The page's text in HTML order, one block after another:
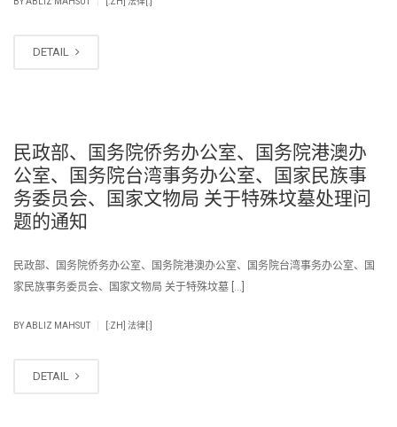
DETAIL
民政部、国务院侨务办公室、国务院港澳办
公室、国务院台湾事务办公室、国家民族事
务委员会、国家文物局 关于特殊坟墓处理问
题的通知
民政部、国务院侨务办公室、国务院港澳办公室、国务院台湾事务办公室、国
家民族事务委员会、国家文物局 关于特殊坟墓 […]
BYABLIZ MAHSUT [:ZH] 法律[:]
DETAIL